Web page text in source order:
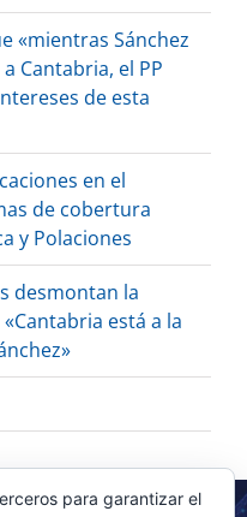
«mientras Sánchez
Cantabria, el PP
de esta
en el
de cobertura
y Polaciones
desmontan la
está a la
para garantizar el